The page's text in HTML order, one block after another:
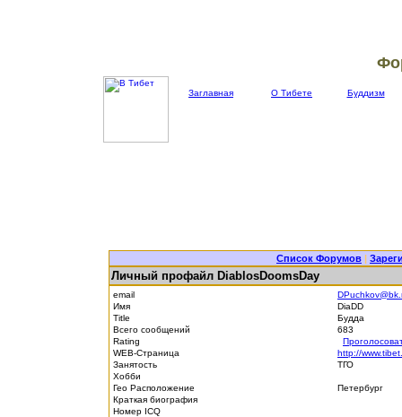
Заглавная О Тибете Буддизм
Список Форумов |
Личный профайл DiablosDoomsDay
email
Имя
DiaDD
Title
Будда
Всего сообщений
683
Rating
WEB-Страница
http://
Занятость
ТГО
Хобби
Гео Расположение
Петербург
Краткая биография
Номер ICQ